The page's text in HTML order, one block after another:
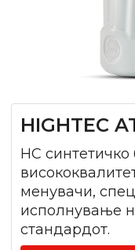
HIGHTEC
HC
менувачи,
исполнување
стандардот.